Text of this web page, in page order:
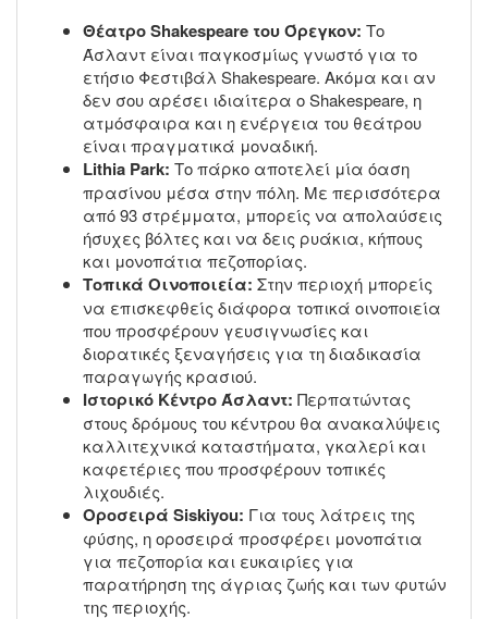
Θέατρο Shakespeare του Όρεγκον: Το
Άσλαντ είναι παγκοσμίως γνωστό για το
ετήσιο Φεστιβάλ Shakespeare. Ακόμα και αν
δεν σου αρέσει ιδιαίτερα ο Shakespeare, η
ατμόσφαιρα και η ενέργεια του θεάτρου
είναι πραγματικά μοναδική.
Lithia Park: Το πάρκο αποτελεί μία όαση
πρασίνου μέσα στην πόλη. Με περισσότερα
από 93 στρέμματα, μπορείς να απολαύσεις
ήσυχες βόλτες και να δεις ρυάκια, κήπους
και μονοπάτια πεζοπορίας.
Τοπικά Οινοποιεία: Στην περιοχή μπορείς
να επισκεφθείς διάφορα τοπικά οινοποιεία
που προσφέρουν γευσιγνωσίες και
διορατικές ξεναγήσεις για τη διαδικασία
παραγωγής κρασιού.
Ιστορικό Κέντρο Άσλαντ: Περπατώντας
στους δρόμους του κέντρου θα ανακαλύψεις
καλλιτεχνικά καταστήματα, γκαλερί και
καφετέριες που προσφέρουν τοπικές
λιχουδιές.
Οροσειρά Siskiyou: Για τους λάτρεις της
φύσης, η οροσειρά προσφέρει μονοπάτια
για πεζοπορία και ευκαιρίες για
παρατήρηση της άγριας ζωής και των φυτών
της περιοχής.